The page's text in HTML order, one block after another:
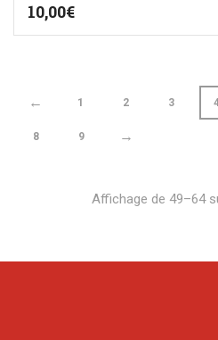
10,00€
← 1 2 3
8 9 →
Affichage de 49–64